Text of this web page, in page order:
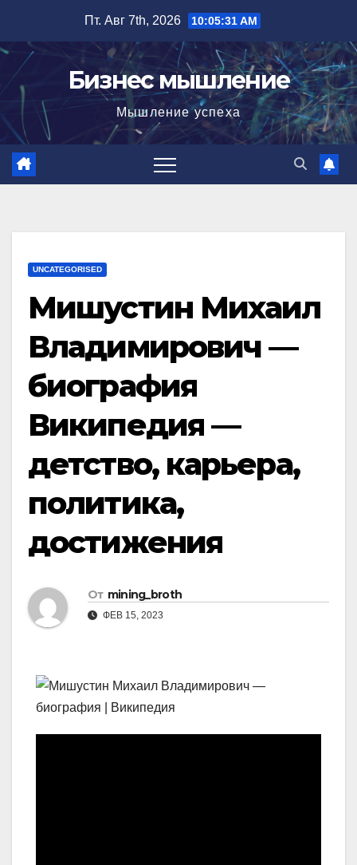
содержимому
Пт. Авг 7th, 2026 10:05:32 AM
Бизнес мышление
Мышление успеха
UNCATEGORISED
Мишустин Михаил
Владимирович —
биография
Википедия —
детство, карьера,
политика,
достижения
От mining_broth
ФЕВ 15, 2023